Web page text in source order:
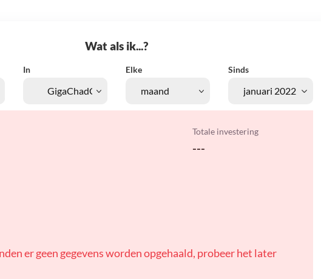
Wat als ik...?
In Elke Sinds
Totale investering
---
er geen gegevens worden opgehaald, probeer het later